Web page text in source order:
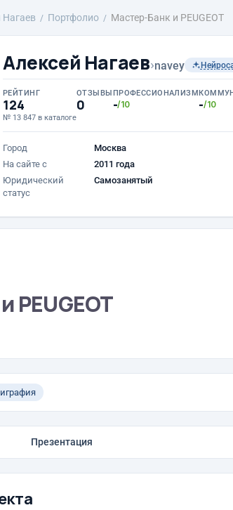
Нагаев Портфолио Мастер-Банк и PEUGEOT
Алексей Нагаев›navey
РЕЙТИНГ
124
№ 13 847 в каталоге
ОТЗЫВЫ
0
ПРОФЕССИОНАЛИЗМ
-/10 -/10
Город
Москва
На сайте с
2011 года
Юридический
статус
Самозанятый
PEUGEOT
Презентация